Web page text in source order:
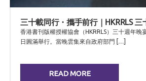
三十載同行・攜手前行｜HKRRLS 三
香港書刊版權授權協會（HKRRLS）三十週年晚
日圓滿舉行。當晚雲集來自政府部門 […]
READ MORE